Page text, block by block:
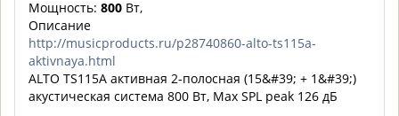
Мощность: 800 Вт,
Описание
http://musicproducts.ru/p28740860-alto-ts115a-
aktivnaya.html
ALTO TS115A активная 2-полосная (15&#39; + 1&#39;)
акустическая система 800 Вт, Max SPL peak 126 дБ